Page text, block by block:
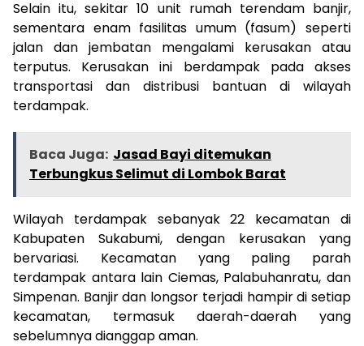
Selain itu, sekitar 10 unit rumah terendam banjir,
sementara enam fasilitas umum (fasum) seperti
jalan dan jembatan mengalami kerusakan atau
terputus. Kerusakan ini berdampak pada akses
transportasi dan distribusi bantuan di wilayah
terdampak.
Baca Juga: Jasad Bayi ditemukan
Terbungkus Selimut di Lombok Barat
Wilayah terdampak sebanyak 22 kecamatan di
Kabupaten Sukabumi, dengan kerusakan yang
bervariasi. Kecamatan yang paling parah
terdampak antara lain Ciemas, Palabuhanratu, dan
Simpenan. Banjir dan longsor terjadi hampir di setiap
kecamatan, termasuk daerah-daerah yang
sebelumnya dianggap aman.